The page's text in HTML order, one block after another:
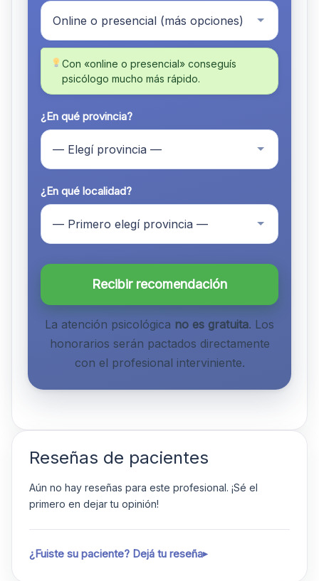
Con «online o presencial» conseguís
psicólogo mucho más rápido.
¿En qué provincia?
¿En qué localidad?
Recibir recomendación
La atención psicológica no es gratuita. Los
honorarios serán pactados directamente
con el profesional interviniente.
Reseñas de pacientes
Aún no hay reseñas para este profesional. ¡Sé el
primero en dejar tu opinión!
¿Fuiste su paciente? Dejá tu reseña